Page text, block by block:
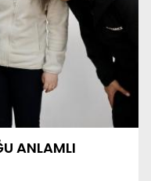
ANLAMLI